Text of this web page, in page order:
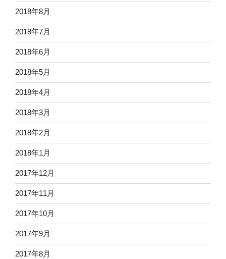
2018年8月
2018年7月
2018年6月
2018年5月
2018年4月
2018年3月
2018年2月
2018年1月
2017年12月
2017年11月
2017年10月
2017年9月
2017年8月